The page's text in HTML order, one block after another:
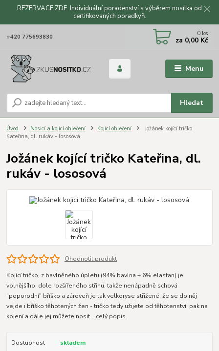
REZERVACE ZDE. Individuální poradenství s výběrem nosítka od
certifikovaných poradkyň.
Menu
Hledat
+420 775693830 0 ks
za 0,00 Kč
Úvod Nosicí a kojicí oblečení Kojicí oblečení
Jožánek kojící tričko
Kateřina, dl. rukáv - lososová
Jožánek kojící tričko Kateřina, dl.
rukáv - lososová
Ohodnotit produkt
Kojící tričko, z bavlněného úpletu (94% bavlna + 6% elastan) je
volnějšího, dole rozšířeného střihu, takže nenápadně schová
"poporodní" bříško a zároveň je tak velkoryse střižené, že se do něj
vejde i bříško těhotených žen - tričko tedy užijete od těhotenství, pak na
kojení a dále jej můžete nosit... celý popis
Dostupnost
skladem